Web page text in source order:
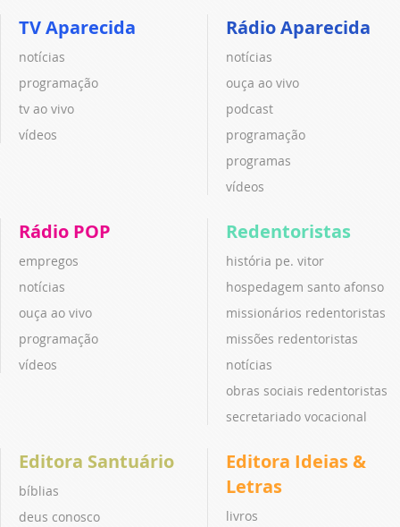
TV Aparecida
notícias
programação
tv ao vivo
vídeos
Rádio Aparecida
notícias
ouça ao vivo
podcast
programação
programas
vídeos
Rádio POP
empregos
notícias
ouça ao vivo
programação
vídeos
Redentoristas
história pe. vitor
hospedagem santo afonso
missionários redentoristas
missões redentoristas
notícias
obras sociais redentoristas
secretariado vocacional
Editora Santuário
bíblias
deus conosco
Editora Ideias &
Letras
livros